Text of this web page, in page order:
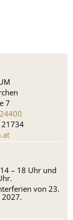
7
– 18 Uhr und
von 23.
2027.